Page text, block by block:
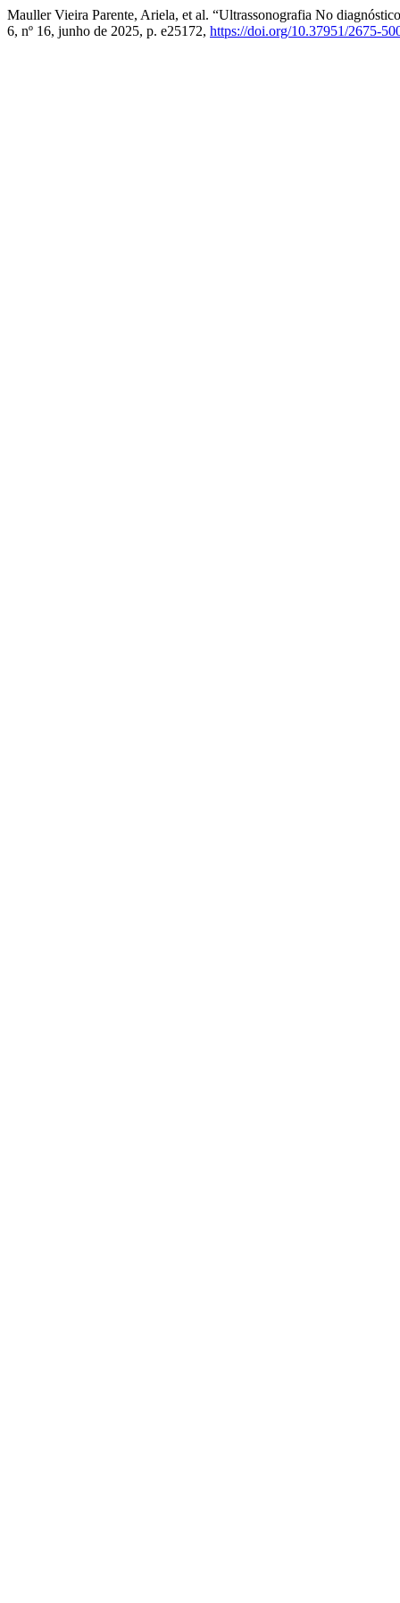
Mauller Vieira Parente, Ariela, et al. “Ultrassonografia No
6, nº 16, junho de 2025, p. e25172, https://doi.org/10.37951/2675-